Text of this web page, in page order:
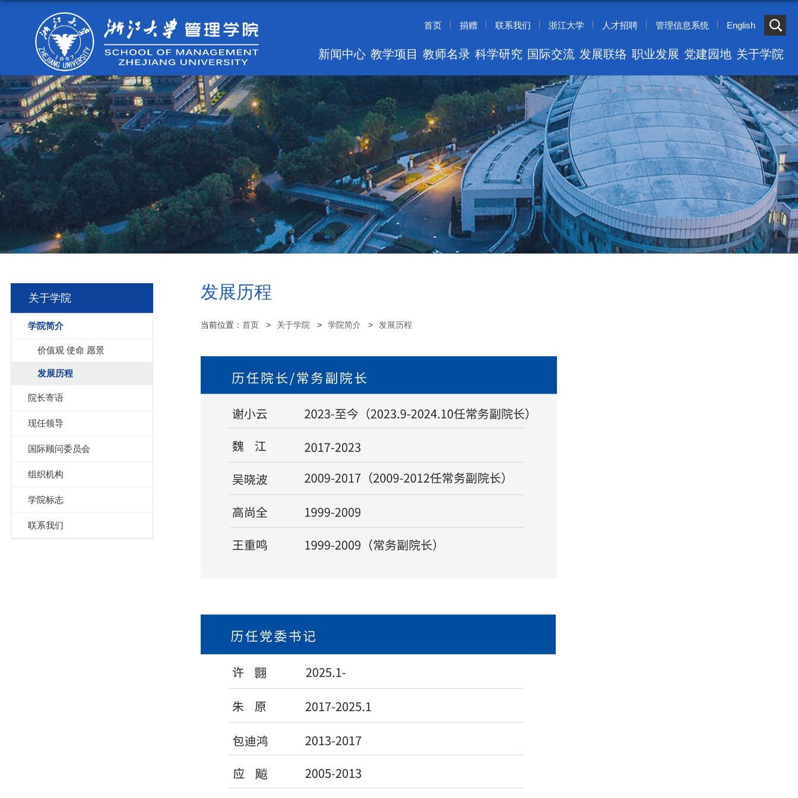
首页 捐赠 联系我们 浙江大学 人才招聘 管理信息系统 English
新闻中心 教学项目 教师名录 科学研究 国际交流 发展联络 职业发展 党建园地 关于学院
关于学院
学院简介
价值观 使命 愿景
发展历程
院长寄语
现任领导
国际顾问委员会
组织机构
学院标志
联系我们
发展历程
当前位置： 首页 关于学院 学院简介 发展历程